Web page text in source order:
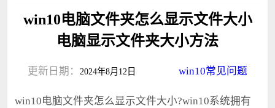
win10电脑文件夹怎么显示文件大小
电脑显示文件夹大小方法
更新日期： 2024年8月12日 win10常见问题
win10电脑文件夹怎么显示文件大小?win10系统拥有